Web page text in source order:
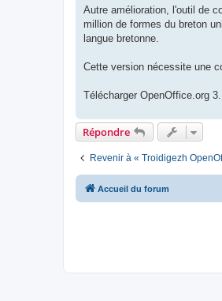
Autre amélioration, l'outil de
million de formes du breton
langue bretonne.
Cette version nécessite une
Télécharger OpenOffice.org
Répondre
Revenir à « Troidigezh
Accueil du forum